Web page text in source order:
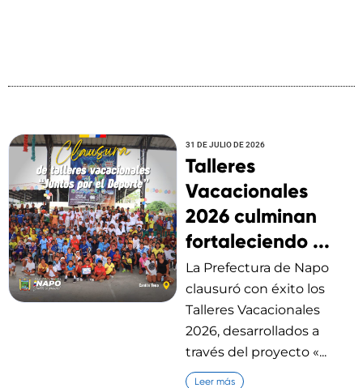
31 DE JULIO DE 2026
Talleres
Vacacionales
2026 culminan
fortaleciendo ...
La Prefectura de Napo
clausuró con éxito los
Talleres Vacacionales
2026, desarrollados a
través del proyecto «...
Leer más